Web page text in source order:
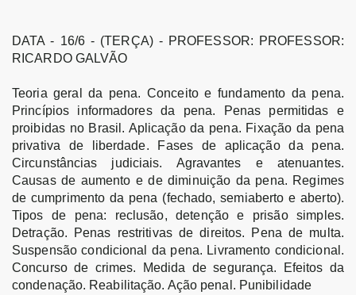
DATA - 16/6 - (TERÇA) - PROFESSOR: PROFESSOR:
RICARDO GALVÃO
Teoria geral da pena. Conceito e fundamento da pena.
Princípios informadores da pena. Penas permitidas e
proibidas no Brasil. Aplicação da pena. Fixação da pena
privativa de liberdade. Fases de aplicação da pena.
Circunstâncias judiciais. Agravantes e atenuantes.
Causas de aumento e de diminuição da pena. Regimes
de cumprimento da pena (fechado, semiaberto e aberto).
Tipos de pena: reclusão, detenção e prisão simples.
Detração. Penas restritivas de direitos. Pena de multa.
Suspensão condicional da pena. Livramento condicional.
Concurso de crimes. Medida de segurança. Efeitos da
condenação. Reabilitação. Ação penal. Punibilidade